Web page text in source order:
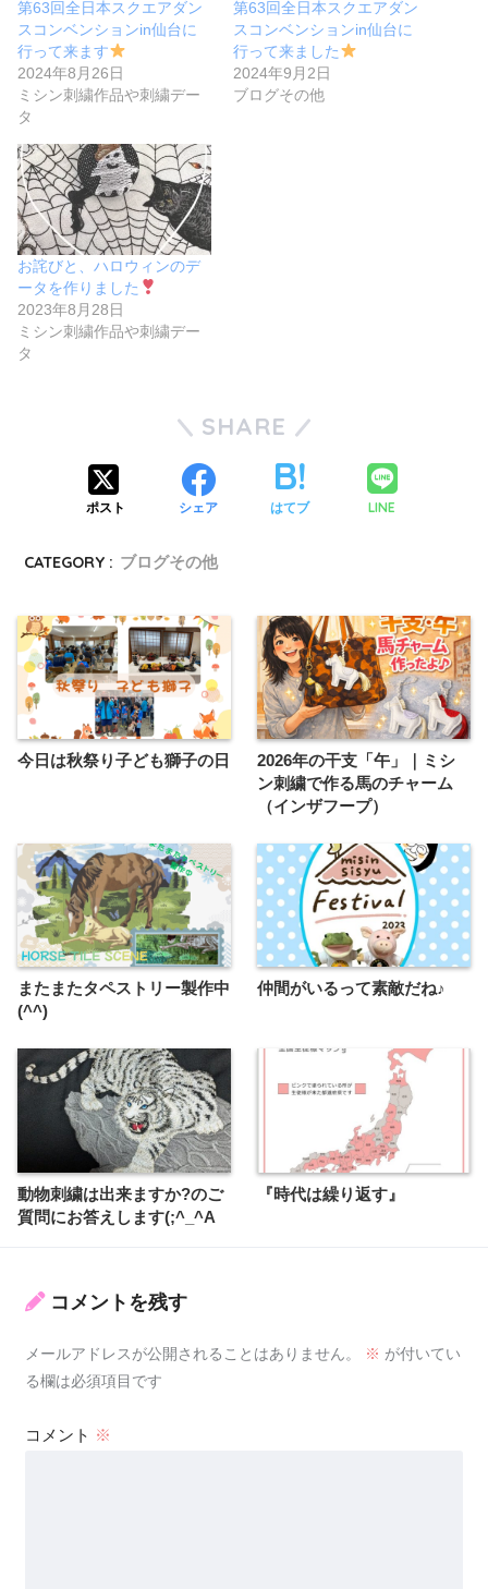
第63回全日本スクエアダン
スコンベンションin仙台に
行って来ます
2024年8月26日
ミシン刺繍作品や刺繍デー
タ
第63回全日本スクエアダン
スコンベンションin仙台に
行って来ました
2024年9月2日
ブログその他
お詫びと、ハロウィンのデ
ータを作りました
2023年8月28日
ミシン刺繍作品や刺繍デー
タ
SHARE
ポスト シェア はてブ LINE
CATEGORY : ブログその他
今日は秋祭り子ども獅子の日
2026年の干支「午」｜ミシ
ン刺繍で作る馬のチャーム
（インザフープ）
またまたタペストリー製作中
(^^)
仲間がいるって素敵だね♪
動物刺繍は出来ますか?のご
質問にお答えします(;^_^A
『時代は繰り返す』
コメントを残す
メールアドレスが公開されることはありません。 ※ が付いてい
る欄は必須項目です
コメント ※